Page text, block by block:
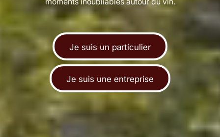
Je suis un particulier
Je suis une entreprise